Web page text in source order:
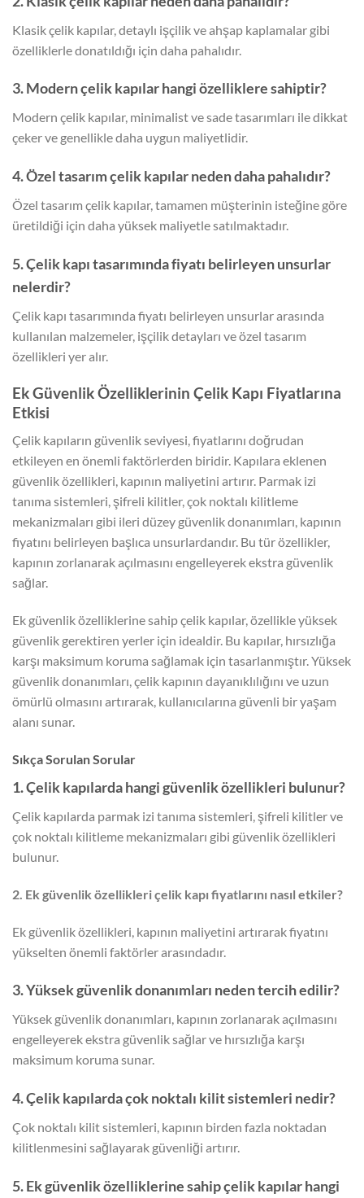
Klasik çelik kapılar, detaylı işçilik ve ahşap kaplamalar gibi
özelliklerle donatıldığı için daha pahalıdır.
3. Modern çelik kapılar hangi özelliklere sahiptir?
Modern çelik kapılar, minimalist ve sade tasarımları ile dikkat
çeker ve genellikle daha uygun maliyetlidir.
4. Özel tasarım çelik kapılar neden daha pahalıdır?
Özel tasarım çelik kapılar, tamamen müşterinin isteğine göre
üretildiği için daha yüksek maliyetle satılmaktadır.
5. Çelik kapı tasarımında fiyatı belirleyen unsurlar
nelerdir?
Çelik kapı tasarımında fiyatı belirleyen unsurlar arasında
kullanılan malzemeler, işçilik detayları ve özel tasarım
özellikleri yer alır.
Ek Güvenlik Özelliklerinin Çelik Kapı Fiyatlarına
Etkisi
Çelik kapıların güvenlik seviyesi, fiyatlarını doğrudan
etkileyen en önemli faktörlerden biridir. Kapılara eklenen
güvenlik özellikleri, kapının maliyetini artırır. Parmak izi
tanıma sistemleri, şifreli kilitler, çok noktalı kilitleme
mekanizmaları gibi ileri düzey güvenlik donanımları, kapının
fiyatını belirleyen başlıca unsurlardandır. Bu tür özellikler,
kapının zorlanarak açılmasını engelleyerek ekstra güvenlik
sağlar.
Ek güvenlik özelliklerine sahip çelik kapılar, özellikle yüksek
güvenlik gerektiren yerler için idealdir. Bu kapılar, hırsızlığa
karşı maksimum koruma sağlamak için tasarlanmıştır. Yüksek
güvenlik donanımları, çelik kapının dayanıklılığını ve uzun
ömürlü olmasını artırarak, kullanıcılarına güvenli bir yaşam
alanı sunar.
Sıkça Sorulan Sorular
1. Çelik kapılarda hangi güvenlik özellikleri bulunur?
Çelik kapılarda parmak izi tanıma sistemleri, şifreli kilitler ve
çok noktalı kilitleme mekanizmaları gibi güvenlik özellikleri
bulunur.
2. Ek güvenlik özellikleri çelik kapı fiyatlarını nasıl etkiler?
Ek güvenlik özellikleri, kapının maliyetini artırarak fiyatını
yükselten önemli faktörler arasındadır.
3. Yüksek güvenlik donanımları neden tercih edilir?
Yüksek güvenlik donanımları, kapının zorlanarak açılmasını
engelleyerek ekstra güvenlik sağlar ve hırsızlığa karşı
maksimum koruma sunar.
4. Çelik kapılarda çok noktalı kilit sistemleri nedir?
Çok noktalı kilit sistemleri, kapının birden fazla noktadan
kilitlenmesini sağlayarak güvenliği artırır.
5. Ek güvenlik özelliklerine sahip çelik kapılar hangi